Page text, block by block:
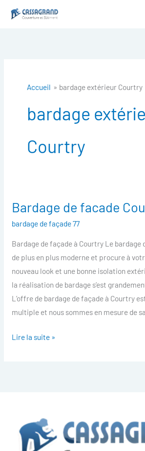
Accueil bardage extérieur Courtry
bardage
Courtry
Bardage de facade
bardage de façade 77
Bardage de façade à Courtry Le bardage
de plus en plus moderne et procure à
nouveau look et une bonne isolation
la réalisation de bardage s’est
L’offre de bardage de façade à Courtry
multiple et nous sommes en mesure de
Bardage
Courtry
Lire la suite »